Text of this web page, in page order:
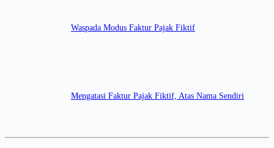
Waspada Modus Faktur Pajak Fiktif
Mengatasi Faktur Pajak Fiktif, Atas Nama Sendiri